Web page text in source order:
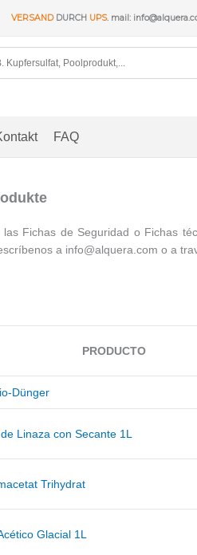
VERSANDDURCH UPS. mail:
FAQ
las Fichas de Seguridad o Fichas
a info@alquera.com o a
PRODUCTO
Dünger
Linaza con Secante 1L
Trihydrat
Glacial 1L